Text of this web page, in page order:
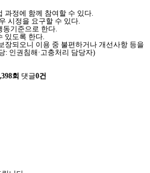
과정에 함께 참여할 수 있다.
시정을 요구할 수 있다.
동기준으로 한다.
있도록 한다.
되오니 이용 중 불편하거나 개선사항 등을
: 인권침해·고충처리 담당자)
회 댓글0건